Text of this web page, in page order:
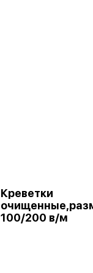
Креветки
100/200 в/м